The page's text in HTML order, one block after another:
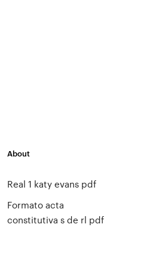
About
Real 1 katy evans pdf
Formato acta
constitutiva s de rl pdf